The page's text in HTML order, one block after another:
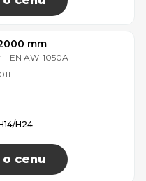
mm
- EN AW-1050A
H24
cenu